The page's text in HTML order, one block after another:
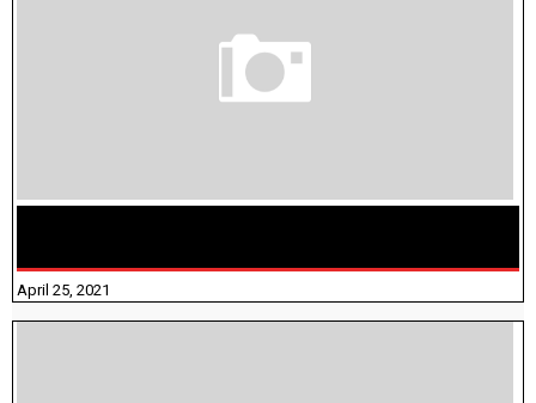
April 25, 2021